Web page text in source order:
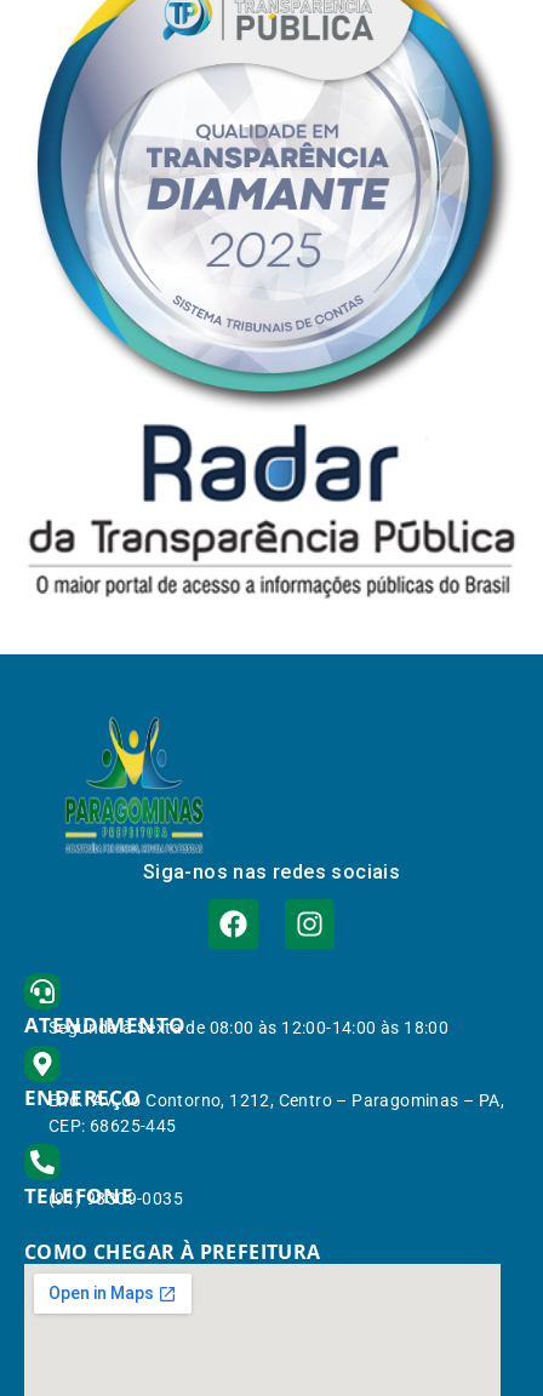
Siga-nos nas redes sociais
ATENDIMENTO
Segunda à Sexta de 08:00 às 12:00-14:00 às 18:00
ENDEREÇO
End.: Av. do Contorno, 1212, Centro – Paragominas – PA,
CEP: 68625-445
TELEFONE
(91) 98309-0035
COMO CHEGAR À PREFEITURA